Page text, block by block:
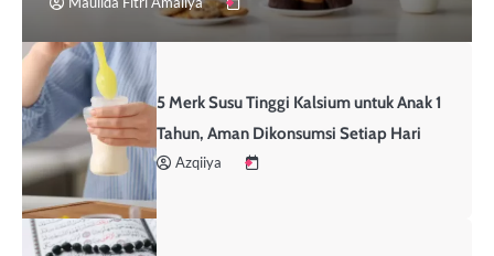
5 Merk Susu Tinggi Kalsium untuk Anak 1
Tahun, Aman Dikonsumsi Setiap Hari
Azqiiya